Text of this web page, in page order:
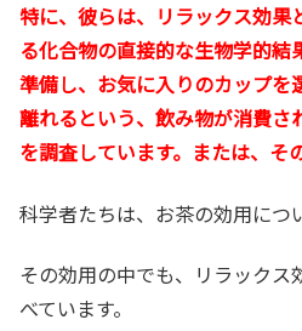
特に、彼らは、リラックス効果
る化合物の直接的な生物学的結
準備し、お気に入りのカップを
離れるという、飲み物が消費さ
を調査しています。または、そ
科学者たちは、お茶の効用につ
その効用の中でも、リラックス
べています。